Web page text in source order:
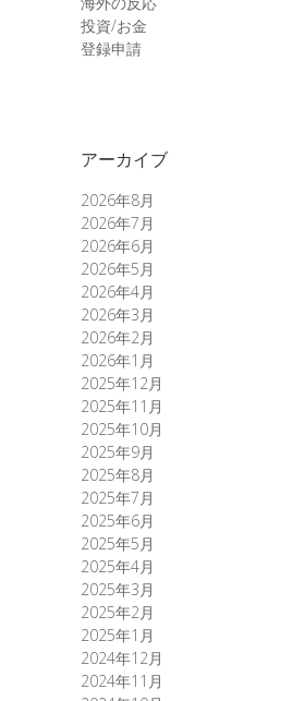
投資/お金
登録申請
アーカイブ
2026年8月
2026年7月
2026年6月
2026年5月
2026年4月
2026年3月
2026年2月
2026年1月
2025年12月
2025年11月
2025年10月
2025年9月
2025年8月
2025年7月
2025年6月
2025年5月
2025年4月
2025年3月
2025年2月
2025年1月
2024年12月
2024年11月